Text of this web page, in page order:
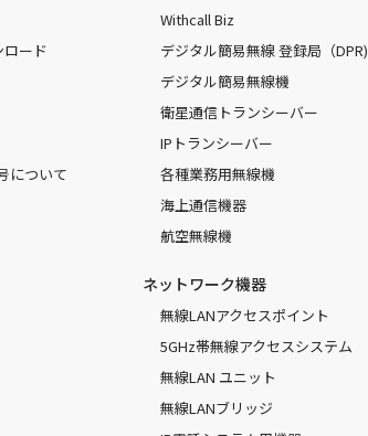
ード
について
Withcall Biz
デジタル簡易無線 登録局（DPR)
デジタル簡易無線機
衛星通信トランシーバー
IPトランシーバー
各種業務用無線機
海上通信機器
航空無線機
ネットワーク機器
無線LANアクセスポイント
5GHz帯無線アクセスシステム
無線LAN ユニット
無線LANブリッジ